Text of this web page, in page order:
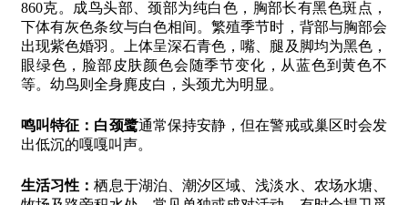
860克。成鸟头部、颈部为纯白色，胸部长有黑色斑点，
下体有灰色条纹与白色相间。繁殖季节时，背部与胸部会
出现紫色婚羽。上体呈深石青色，嘴、腿及脚均为黑色，
眼绿色，脸部皮肤颜色会随季节变化，从蓝色到黄色不
等。幼鸟则全身麂皮白，头颈尤为明显。
鸣叫特征： 白颈鹭通常保持安静，但在警戒或巢区时会发
出低沉的嘎嘎叫声。
生活习性：栖息于湖泊、潮汐区域、浅淡水、农场水塘、